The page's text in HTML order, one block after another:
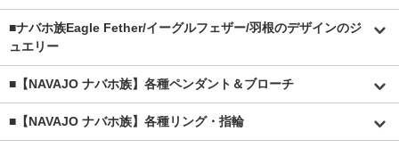
■ナバホ族Eagle Fether/イーグルフェザー/羽根のデザインのジ
ュエリー
■【NAVAJO ナバホ族】各種ペンダント＆ブローチ
■【NAVAJO ナバホ族】各種リング・指輪